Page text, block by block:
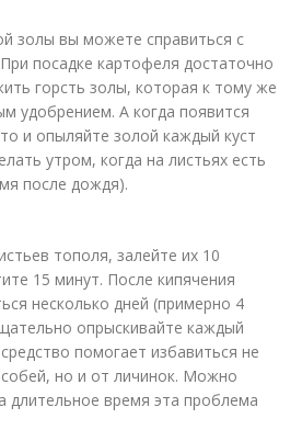
золы вы можете справиться с
посадке картофеля достаточно
горсть золы, которая к тому же
удобрением. А когда появится
и опыляйте золой каждый куст
утром, когда на листьях есть
после дождя).
тополя, залейте их 10
15 минут. После кипячения
несколько дней (примерно 4
опрыскивайте каждый
помогает избавиться не
но и от личинок. Можно
длительное время эта проблема